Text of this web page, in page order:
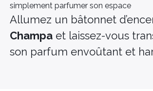
simplement parfumer son espace
Allumez un bâtonnet
Champa et laissez-vous
son parfum envoûtant et